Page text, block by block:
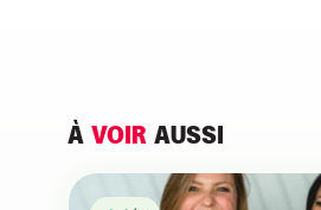
À VOIRAUSSI